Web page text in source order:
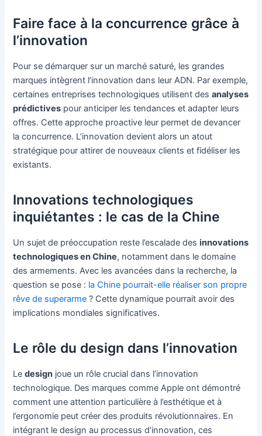
Faire face à la concurrence grâce à
l’innovation
Pour se démarquer sur un marché saturé, les grandes
marques intègrent l’innovation dans leur ADN. Par exemple,
certaines entreprises technologiques utilisent desanalyses
prédictives pour anticiper les tendances et adapter leurs
offres. Cette approche proactive leur permet de devancer
la concurrence. L’innovation devient alors un atout
stratégique pour attirer de nouveaux clients et fidéliser les
existants.
Innovations technologiques
inquiétantes : le cas de la Chine
Un sujet de préoccupation reste l’escalade desinnovations
technologiques en Chine, notamment dans le domaine
des armements. Avec les avancées dans la recherche, la
question se pose : la Chine pourrait-elle réaliser son propre
rêve de superarme ? Cette dynamique pourrait avoir des
implications mondiales significatives.
Le rôle du design dans l’innovation
Ledesign joue un rôle crucial dans l’innovation
technologique. Des marques comme Apple ont démontré
comment une attention particulière à l’esthétique et à
l’ergonomie peut créer des produits révolutionnaires. En
intégrant le design au processus d’innovation, ces